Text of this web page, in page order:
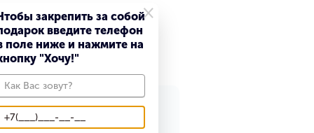
×
закрепить за собой
введите телефон
поле ниже и нажмите на
"Хочу!"